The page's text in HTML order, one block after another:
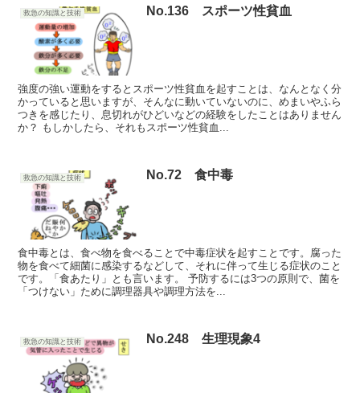
救急の知識と技術 No.136 スポーツ性貧血
強度の強い運動をするとスポーツ性貧血を起すことは、なんとなく分
かっていると思いますが、そんなに動いていないのに、めまいやふら
つきを感じたり、息切れがひどいなどの経験をしたことはありません
か？ もしかしたら、それもスポーツ性貧血...
救急の知識と技術 No.72 食中毒
食中毒とは、食べ物を食べることで中毒症状を起すことです。腐った
物を食べて細菌に感染するなどして、それに伴って生じる症状のこと
です。「食あたり」とも言います。 予防するには3つの原則で、菌を
「つけない」ために調理器具や調理方法を...
救急の知識と技術 No.248 生理現象4